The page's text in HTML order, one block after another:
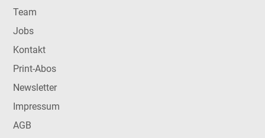
Team
Jobs
Kontakt
Print-Abos
Newsletter
Impressum
AGB